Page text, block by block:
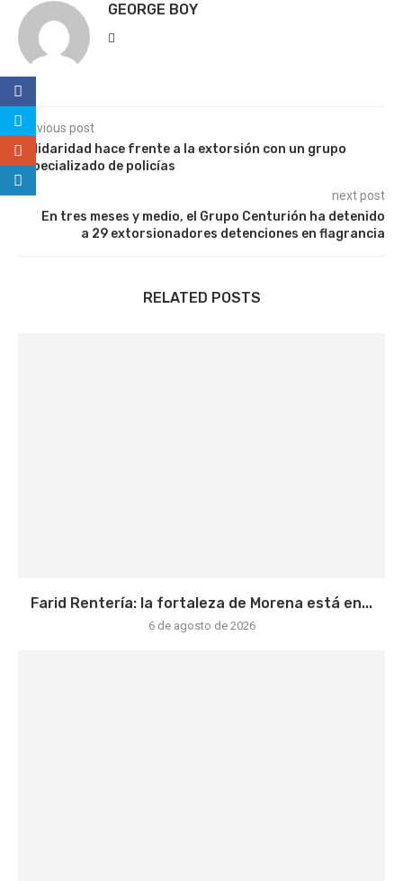
GEORGE BOY
previous post
Solidaridad hace frente a la extorsión con un grupo
especializado de policías
next post
En tres meses y medio, el Grupo Centurión ha detenido
a 29 extorsionadores detenciones en flagrancia
RELATED POSTS
Farid Rentería: la fortaleza de Morena está en...
6 de agosto de 2026